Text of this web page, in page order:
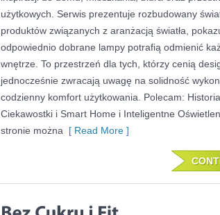
użytkowych. Serwis prezentuje rozbudowany
produktów związanych z aranżacją światła,
odpowiednio dobrane lampy potrafią odmienić
wnętrze. To przestrzeń dla tych, którzy cenią
jednocześnie zwracają uwagę na solidność
codzienny komfort użytkowania. Polecam:
Ciekawostki i Smart Home i Inteligentne
stronie można [ Read More ]